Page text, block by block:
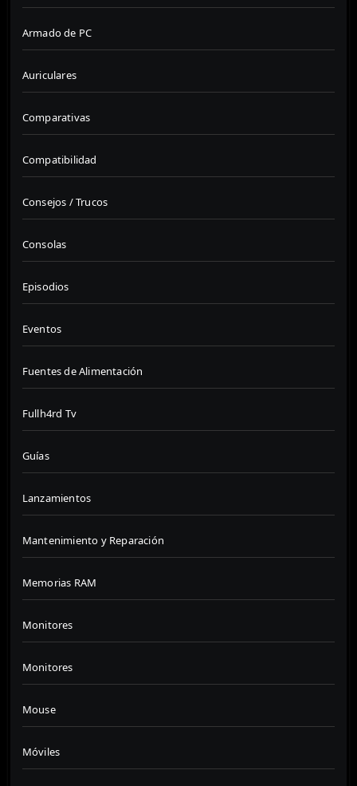
Armado de PC
Auriculares
Comparativas
Compatibilidad
Consejos / Trucos
Consolas
Episodios
Eventos
Fuentes de Alimentación
Fullh4rd Tv
Guías
Lanzamientos
Mantenimiento y Reparación
Memorias RAM
Monitores
Monitores
Mouse
Móviles